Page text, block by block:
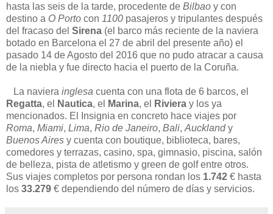
hasta las seis de la tarde, procedente de Bilbao y con
destino a O Porto con 1100 pasajeros y tripulantes después
del fracaso del Sirena (el barco más reciente de la naviera
botado en Barcelona el 27 de abril del presente año) el
pasado 14 de Agosto del 2016 que no pudo atracar a causa
de la niebla y fue directo hacia el puerto de la Coruña.
La naviera inglesa cuenta con una flota de 6 barcos, el
Regatta, el Nautica, el Marina, el Riviera y los ya
mencionados. El Insignia en concreto hace viajes por
Roma, Miami, Lima, Rio de Janeiro, Bali, Aucklandy
Buenos Aires y cuenta con boutique, biblioteca, bares,
comedores y terrazas, casino, spa, gimnasio, piscina, salón
de belleza, pista de atletismo y green de golf entre otros.
Sus viajes completos por persona rondan los 1.742 € hasta
los 33.279 € dependiendo del número de días y servicios.